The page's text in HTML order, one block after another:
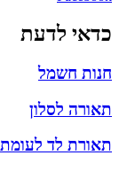
כדאי לדעת
חנות חשמל
תאורה לסלון
תאורת לד